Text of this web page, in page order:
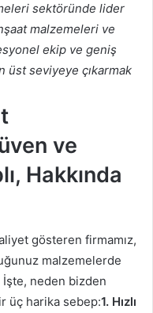
sektöründe lider
malzemeleri ve
ekip ve geniş
seviyeye çıkarmak
ve
Hakkında
gösteren firmamız,
malzemelerde
neden bizden
üç harika sebep:1. Hızlı